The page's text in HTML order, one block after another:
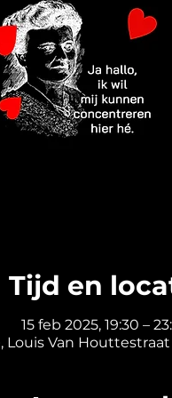
Tijd en
15 feb 2025, 19:30 –
Louis Van